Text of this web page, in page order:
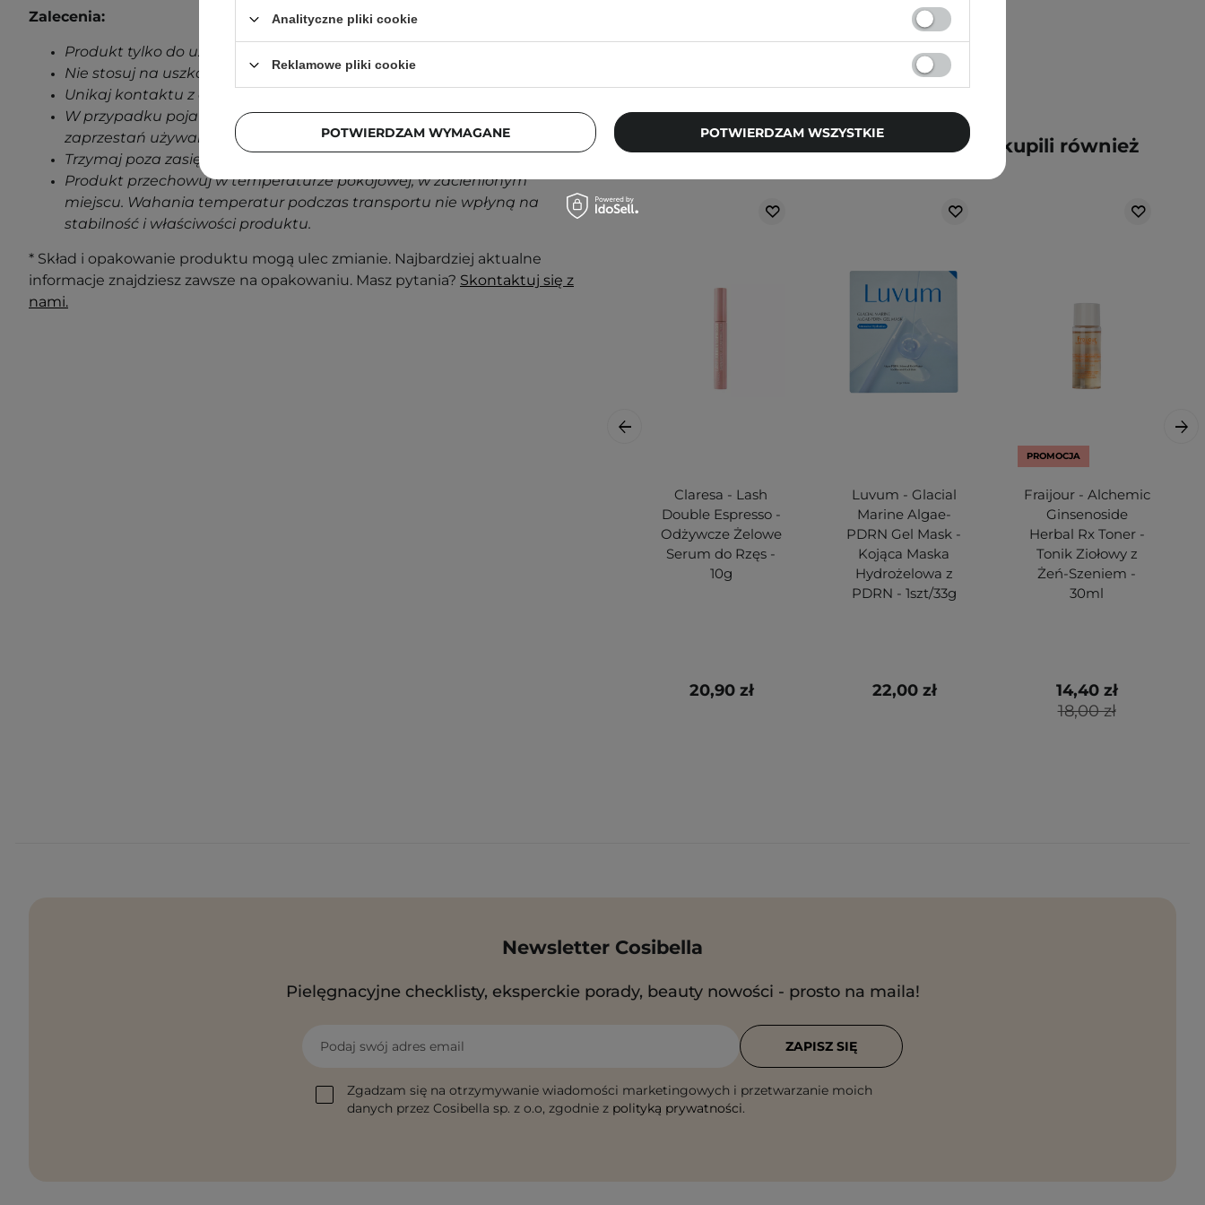
Zalecenia:
Produkt tylko do użytku zewnętrznego.
Nie stosuj na uszkodzoną skórę.
Unikaj kontaktu z oczami.
W przypadku pojawienia się jakichkolwiek oznak podrażnienia,
zaprzestań używania produktu.
Trzymaj poza zasięgiem dzieci.
Produkt przechowuj w temperaturze pokojowej, w zacienionym
miejscu. Wahania temperatur podczas transportu nie wpłyną na
stabilność i właściwości produktu.
* Skład i opakowanie produktu mogą ulec zmianie. Najbardziej aktualne
informacje znajdziesz zawsze na opakowaniu. Masz pytania? Skontaktuj się z
nami.
Klienci, którzy kupili ten produkt, kupili również
Claresa - Lash
Double Espresso -
Odżywcze Żelowe
Serum do Rzęs -
10g
20,90 zł
Luvum - Glacial
Marine Algae-
PDRN Gel Mask -
Kojąca Maska
Hydrożelowa z
PDRN - 1szt/33g
22,00 zł
PROMOCJA
Fraijour - Alchemic
Ginsenoside
Herbal Rx Toner -
Tonik Ziołowy z
Żeń-Szeniem -
30ml
18,00 zł
14,40 zł
Newsletter Cosibella
Pielęgnacyjne checklisty, eksperckie porady, beauty nowości - prosto na maila!
Podaj swój adres email
Zgadzam się na otrzymywanie wiadomości marketingowych i przetwarzanie moich
danych przez Cosibella sp. z o.o, zgodnie z polityką prywatności.
ZAPISZ SIĘ
Analityczne pliki cookie
Reklamowe pliki cookie
POTWIERDZAM WYMAGANE POTWIERDZAM WSZYSTKIE